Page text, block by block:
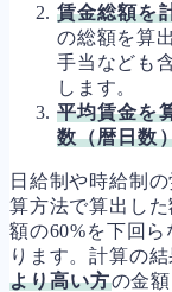
賃金総額を
の総額を算
手当なども
します。
平均賃金を
数（暦日数
日給制や時給制
算方法で算出し
額の60%を下回
ります。計算の
より高い方の金